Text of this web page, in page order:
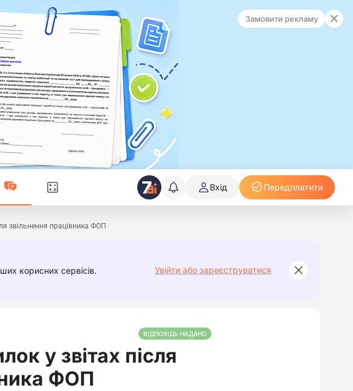
Замовити рекламу
Вхід Передплатити
звільнення працівника ФОП
корисних сервісів. Увійти або зареєструватися
ВІДПОВІДЬ НАДАНО
у звітах після
ФОП